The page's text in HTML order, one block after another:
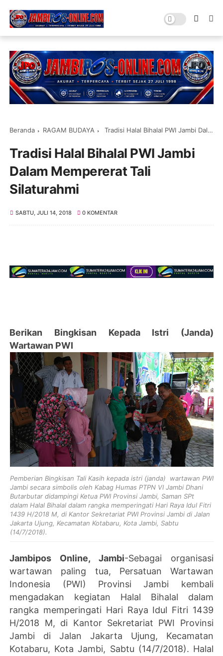
Beranda RAGAM BUDAYA Tradisi Halal Bihalal PWI Jambi Dalam Mempererat Tali Silaturahmi
Tradisi Halal Bihalal PWI Jambi
Dalam Mempererat Tali
Silaturahmi
SABTU, JULI 14, 2018 0 KOMENTAR
Berikan Bingkisan Kepada Istri (Janda)
Wartawan PWI
Pemberian Bingkisan Tali Kasih kepada istri (janda) wartawan PWI
Jambi secara simbolis oleh Kabag Humas PTPN VI Jambi Dhani
Butarbutar didampingi Ketua PWI Provinsi Jambi, Saman SPt
dalam Halal Bihalal dalam rangka memperingati Hari Raya Idul Fitri
1439 H/2018 M, di Kantor Sekretariat PWI Provinsi Jambi di Jalan
Jakarta Ujung, Kecamatan Kotabaru, Kota Jambi, Sabtu
(14/7/2018).
Jambipos Online, Jambi-Sebagai organisasi
wartawan paling tua, Persatuan Wartawan
Indonesia (PWI) Provinsi Jambi kembali
mengadakan kegiatan Halal Bihalal dalam
rangka memperingati Hari Raya Idul Fitri 1439
H/2018 M, di Kantor Sekretariat PWI Provinsi
Jambi di Jalan Jakarta Ujung, Kecamatan
Kotabaru, Kota Jambi, Sabtu (14/7/2018). Halal